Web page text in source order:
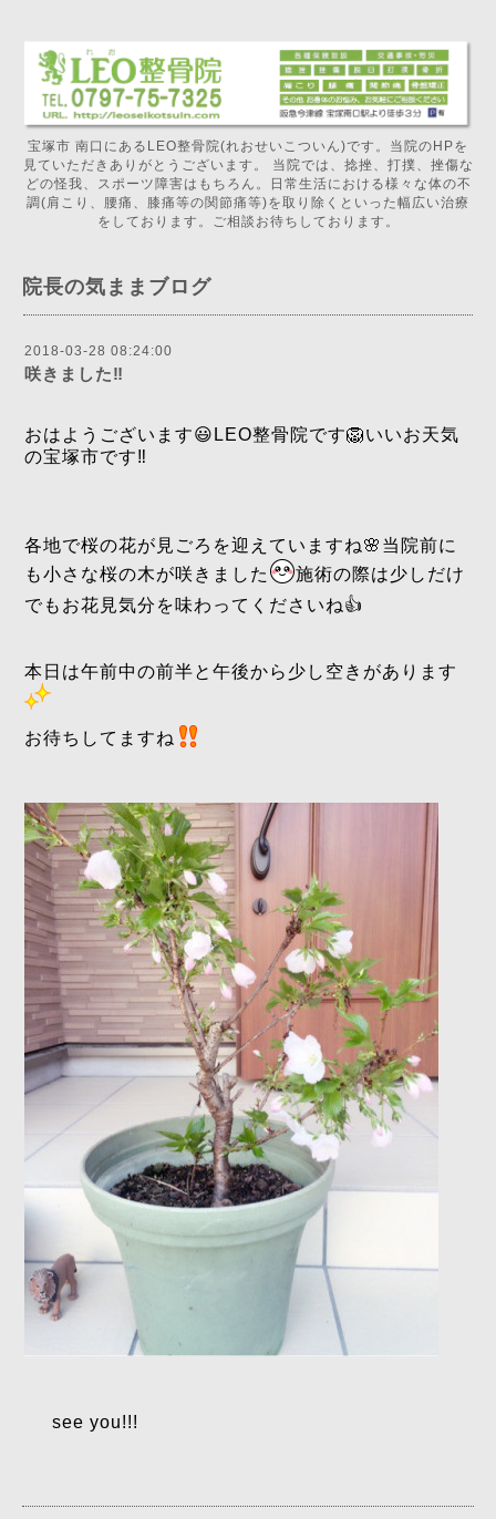
宝塚市 南口にあるLEO整骨院(れおせいこついん)です。当院のHPを
見ていただきありがとうございます。 当院では、捻挫、打撲、挫傷な
どの怪我、スポーツ障害はもちろん。日常生活における様々な体の不
調(肩こり、腰痛、膝痛等の関節痛等)を取り除くといった幅広い治療
をしております。ご相談お待ちしております。
院長の気ままブログ
2018-03-28 08:24:00
咲きました‼️
おはようございます😃LEO整骨院です🦁いいお天気
の宝塚市です‼️
各地で桜の花が見ごろを迎えていますね🌸当院前に
も小さな桜の木が咲きました
施術の際は少しだけ
でもお花見気分を味わってくださいね👍
本日は午前中の前半と午後から少し空きがあります
お待ちしてますね
see you!!!